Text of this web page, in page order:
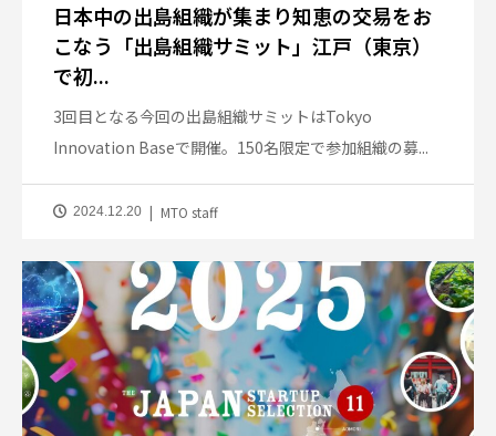
日本中の出島組織が集まり知恵の交易をお
こなう「出島組織サミット」江戸（東京）
で初...
3回目となる今回の出島組織サミットはTokyo
Innovation Baseで開催。150名限定で参加組織の募...
2024.12.20 MTO staff